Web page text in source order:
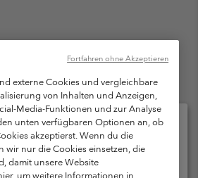
Austria GmbH. Moosfeldstraße 1, 5101
Alle Rechte vorbehalten.
Verkaufsbedingungen
Garantie
des Mitglieder Programms
Inhalte
externe Cookies und vergleichbare
von Inhalten und Anzeigen,
Media-Funktionen und zur Analyse
unten verfügbaren Optionen an, ob
akzeptierst. Wenn du die
wir nur die Cookies einsetzen, die
damit unsere Website
um weitere Informationen in
Fortfahren ohne Akzeptieren
Ihr Lieferland und Ihre Sprache
Einkauf verfügbar